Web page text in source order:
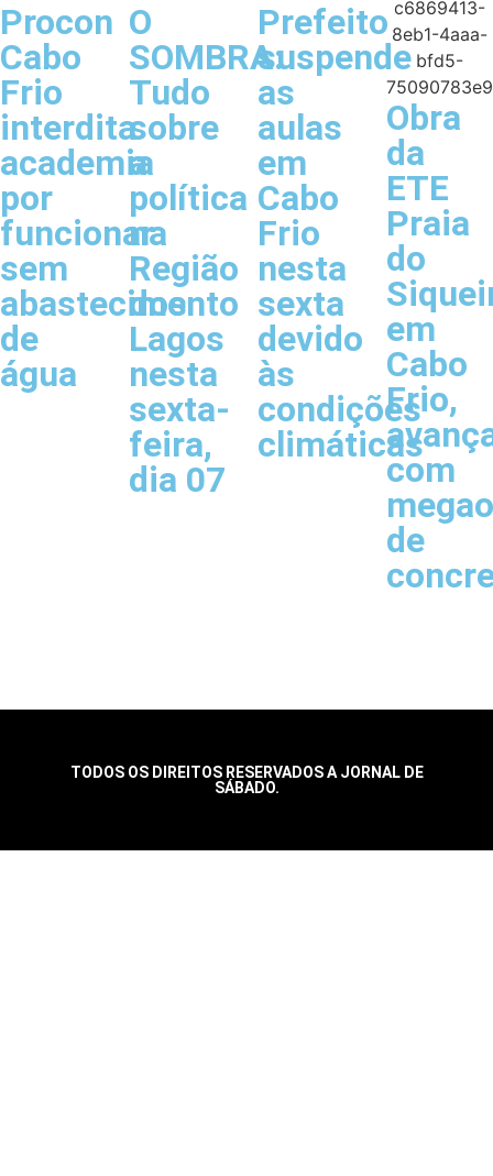
Procon
Cabo
Frio
interdita
academia
por
funcionar
sem
abastecimento
de
água
O
SOMBRA:
Tudo
sobre
a
política
na
Região
dos
Lagos
nesta
sexta-
feira,
dia 07
Prefeito
suspende
as
aulas
em
Cabo
Frio
nesta
sexta
devido
às
condições
climáticas
Obra
da
ETE
Praia
do
em
Cabo
Frio,
com
de
TODOS OS DIREITOS RESERVADOS A JORNAL DE
SÁBADO.